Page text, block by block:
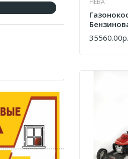
НЕВА
51-ZS170-
35560.00р.
КУПИТЬ